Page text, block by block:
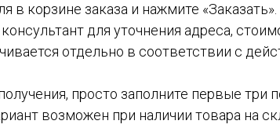
в корзине заказа и нажмите «Заказать».
для уточнения адреса,
отдельно в соответствии с
просто заполните первые три
возможен при наличии товара на